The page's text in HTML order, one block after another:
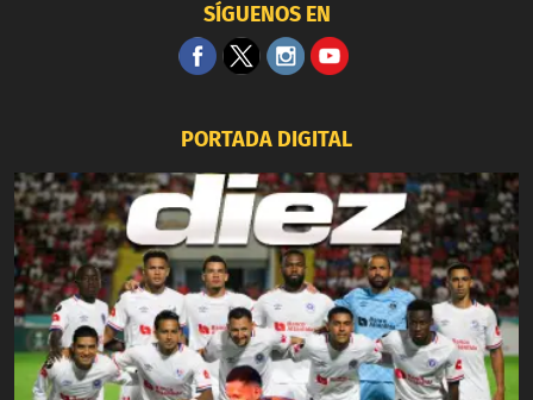
SÍGUENOS EN
PORTADA DIGITAL